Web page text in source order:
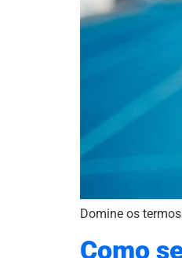
Domine os
Como